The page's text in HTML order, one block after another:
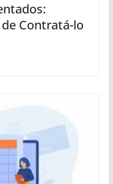
Contratá-lo